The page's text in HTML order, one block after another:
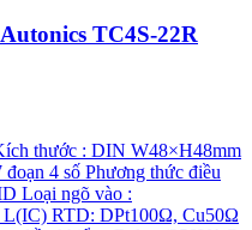
TC4S-22R